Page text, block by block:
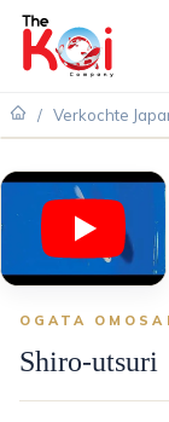
/ Verkochte
VERKOCHT
OGATA
Shiro-utsuri